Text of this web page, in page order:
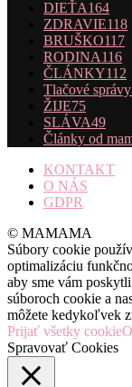
DIEŤA164
ZDRAVIE118
BRUŠKO117
RODINA116
ČLÁNKY112
Tlačové správy
ŽIJE75
SLÁVA49
Články od
KONTAKT
O NÁS
GDPR
© MAMAMA
Súbory cookie
optimalizáciu
aby sme vám
súboroch cookie a
môžete kedykoľvek
Prijať všetky cookie
Spravovať Cookies